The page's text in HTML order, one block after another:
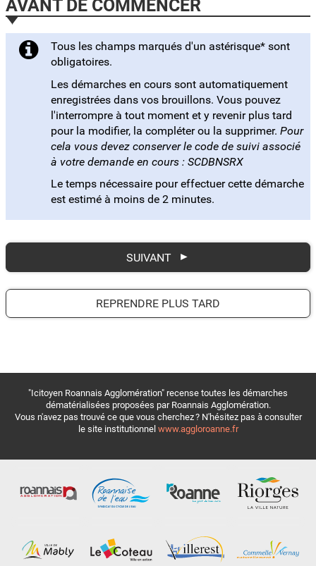
AVANT DE COMMENCER
Tous les champs marqués d'un astérisque* sont
obligatoires.
Les démarches en cours sont automatiquement
enregistrées dans vos brouillons. Vous pouvez
l'interrompre à tout moment et y revenir plus tard
pour la modifier, la compléter ou la supprimer. Pour
cela vous devez conserver le code de suivi associé
à votre demande en cours : SCDBNSRX
Le temps nécessaire pour effectuer cette démarche
est estimé à moins de 2 minutes.
SUIVANT
REPRENDRE PLUS TARD
"Icitoyen Roannais Agglomération" recense toutes les démarches
dématérialisées proposées par Roannais Agglomération.
Vous n'avez pas trouvé ce que vous cherchez ? N'hésitez pas à consulter
le site institutionnel www.aggloroanne.fr